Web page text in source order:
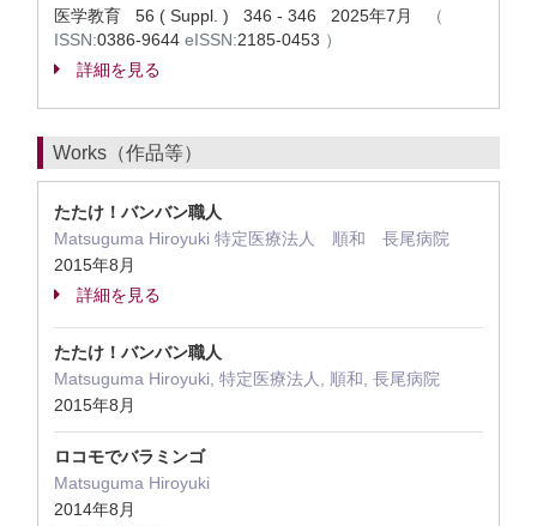
医学教育 56 ( Suppl. ) 346 - 346 2025年7月
（
ISSN:0386-9644 eISSN:2185-0453 ）
詳細を見る
Works（作品等）
たたけ！バンバン職人
Matsuguma Hiroyuki 特定医療法人 順和 長尾病院
2015年8月
詳細を見る
たたけ！バンバン職人
Matsuguma Hiroyuki, 特定医療法人, 順和, 長尾病院
2015年8月
ロコモでバラミンゴ
Matsuguma Hiroyuki
2014年8月